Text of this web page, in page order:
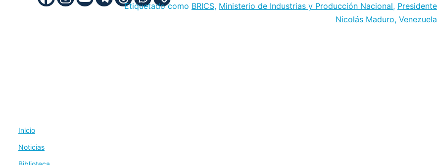
Etiquetado como BRICS, Ministerio de Industrias y Producción Nacional, Presidente
Nicolás Maduro, Venezuela
Inicio
Noticias